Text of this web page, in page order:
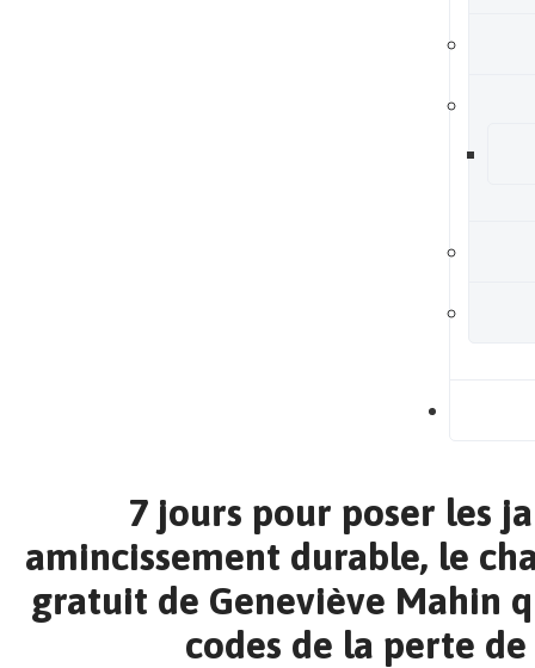
7 jours pour poser les
amincissement durable, le
gratuit de Geneviève Mahin
codes de la perte